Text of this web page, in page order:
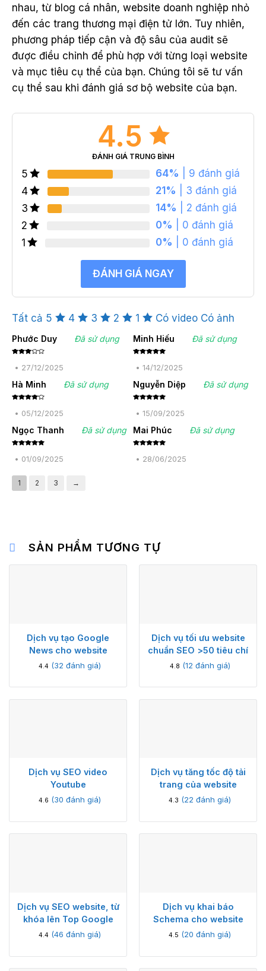
nhau, từ blog cá nhân, website doanh nghiệp nhỏ
đến các trang thương mại điện tử lớn. Tuy nhiên,
phương pháp tiếp cận và độ sâu của audit sẽ
được điều chỉnh để phù hợp với từng loại website
và mục tiêu cụ thể của bạn. Chúng tôi sẽ tư vấn
cụ thể sau khi đánh giá sơ bộ website của bạn.
4.5
ĐÁNH GIÁ TRUNG BÌNH
5 64% | 9 đánh giá
4
21% | 3 đánh giá
3
14% | 2 đánh giá
2
0% | 0 đánh giá
1
0% | 0 đánh giá
ĐÁNH GIÁ NGAY
Tất cả 5 4 3 2 1 Có video Có ảnh
Phước Duy Đã sử dụng
xếp
hạng
sao
• 27/12/2025
Minh Hiếu Đã sử dụng
hạng 55
sao• 14/12/2025
Hà Minh Đã sử dụng
xếp
hạng4
• 05/12/2025
Nguyễn Diệp Đã sử dụng
hạng 55
sao• 15/09/2025
Ngọc Thanh Đã sử dụng
hạng 55
sao• 01/09/2025
Mai Phúc Đã sử dụng
hạng55
sao• 28/06/2025
1 2 3 →
SẢN PHẨM TƯƠNG TỰ
Dịch vụ tạo Google
News cho website
4.4 (32 đánh giá)
Dịch vụ tối ưu website
chuẩn SEO >50 tiêu chí
4.8 (12 đánh giá)
Dịch vụ SEO video
Youtube
4.6 (30 đánh giá)
Dịch vụ tăng tốc độ tải
trang của website
4.3 (22 đánh giá)
Dịch vụ SEO website, từ
khóa lên Top Google
4.4 (46 đánh giá)
Dịch vụ khai báo
Schema cho website
4.5 (20 đánh giá)